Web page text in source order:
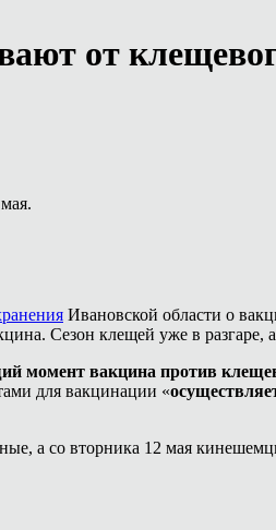
от
Ивановской области о
Сезон клещей уже в разгаре,
момент вакцина против
для вакцинации «
а со вторника 12 мая